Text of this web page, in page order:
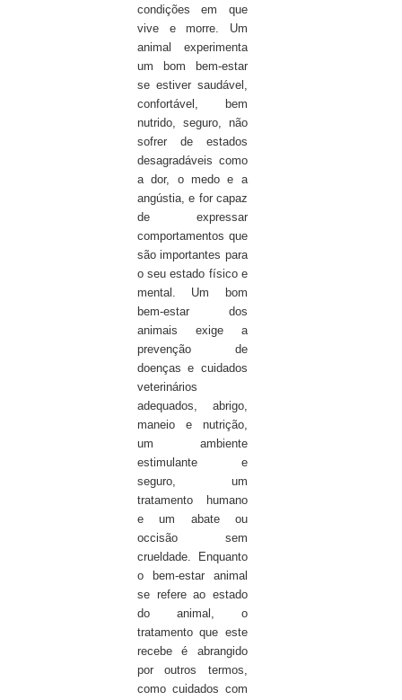
condições em que
vive e morre. Um
animal experimenta
um bom bem-estar
se estiver saudável,
confortável, bem
nutrido, seguro, não
sofrer de estados
desagradáveis como
a dor, o medo e a
angústia, e for capaz
de expressar
comportamentos que
são importantes para
o seu estado físico e
mental. Um bom
bem-estar dos
animais exige a
prevenção de
doenças e cuidados
veterinários
adequados, abrigo,
maneio e nutrição,
um ambiente
estimulante e
seguro, um
tratamento humano
e um abate ou
occisão sem
crueldade. Enquanto
o bem-estar animal
se refere ao estado
do animal, o
tratamento que este
recebe é abrangido
por outros termos,
como cuidados com